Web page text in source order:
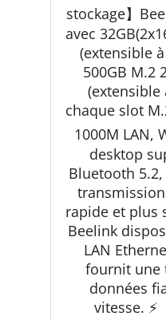
stockage】
avec
(extensible
500GB M.2
(extensible
chaque slot
1000M LAN,
desktop
Bluetooth
rapide et plus
Beelink
LAN
fournit une
données
vitesse.